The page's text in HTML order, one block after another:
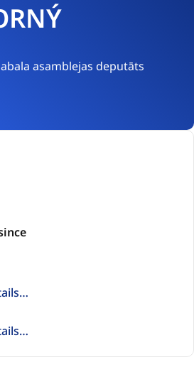
asamblejas deputāts